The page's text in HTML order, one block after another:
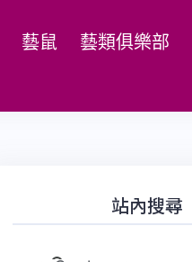
藝鼠 藝類俱樂部
站內搜尋